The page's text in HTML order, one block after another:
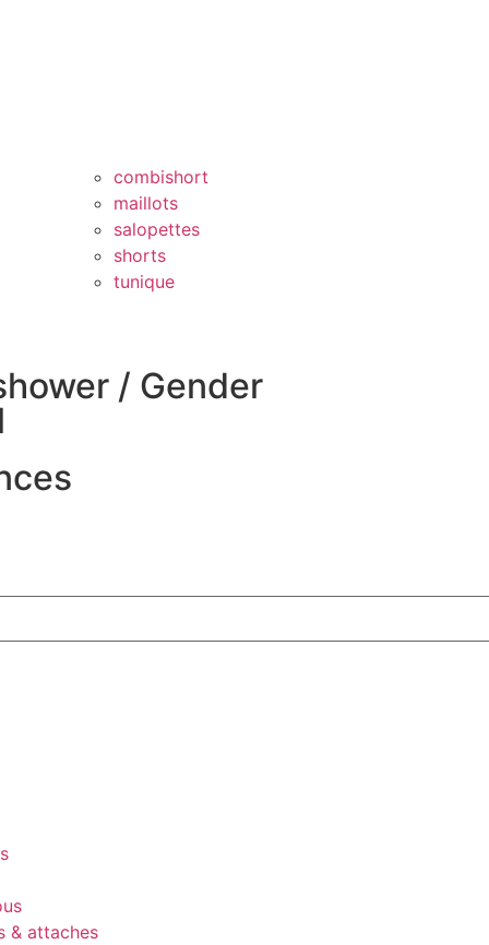
combishort
maillots
salopettes
shorts
tunique
/ Gender
& attaches